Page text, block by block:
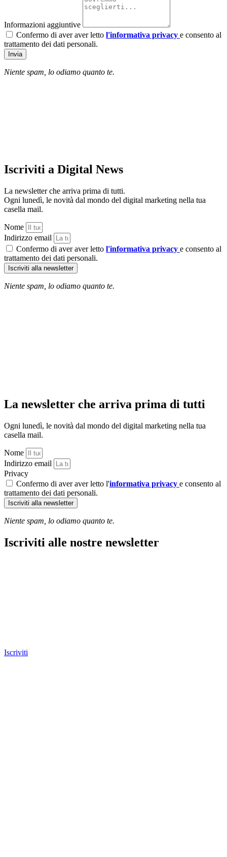
Informazioni aggiuntive
Confermo di aver aver letto l'informativa privacy e consento al
trattamento dei dati personali.
Invia
Niente spam, lo odiamo quanto te.
Iscriviti a Digital News
La newsletter che arriva prima di tutti.
Ogni lunedì, le novità dal mondo del digital marketing nella tua
casella mail.
Nome
Indirizzo email
Confermo di aver aver letto l'informativa privacy e consento al
trattamento dei dati personali.
Iscriviti alla newsletter
Niente spam, lo odiamo quanto te.
La newsletter che arriva prima di tutti
Ogni lunedì, le novità dal mondo del digital marketing nella tua
casella mail.
Nome
Indirizzo email
Privacy
Confermo di aver aver letto l'informativa privacy e consento al
trattamento dei dati personali.
Iscriviti alla newsletter
Niente spam, lo odiamo quanto te.
Iscriviti alle nostre newsletter
Iscriviti